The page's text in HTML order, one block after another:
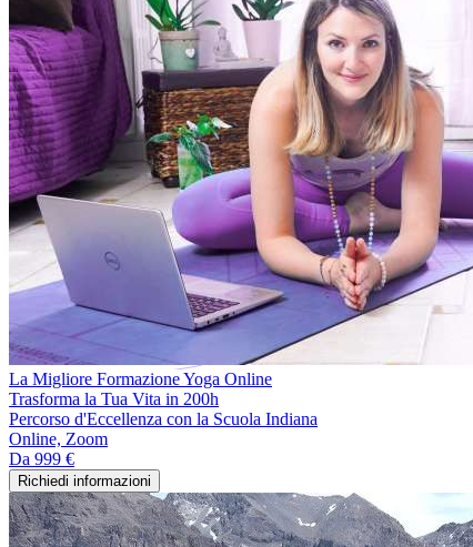
La Migliore Formazione Yoga Online
Trasforma la Tua Vita in 200h
Percorso d'Eccellenza con la Scuola Indiana
Online, Zoom
Da 999 €
Richiedi informazioni